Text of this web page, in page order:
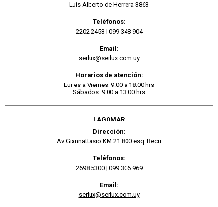
Luis Alberto de Herrera 3863
Teléfonos:
2202 2453 | 099 348 904
Email:
serlux@serlux.com.uy
Horarios de atención:
Lunes a Viernes: 9:00 a 18:00 hrs
Sábados: 9:00 a 13:00 hrs
LAGOMAR
Dirección:
Av Giannattasio KM 21.800 esq. Becu
Teléfonos:
2698 5300| 099 306 969
Email:
serlux@serlux.com.uy